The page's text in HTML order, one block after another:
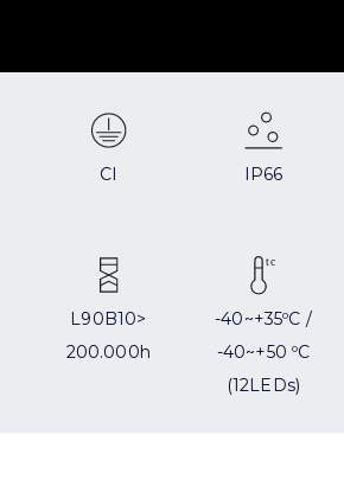
CI IP66
L90B10>
200.000h
-40~+35ºC /
-40~+50 ºC
(12LEDs)